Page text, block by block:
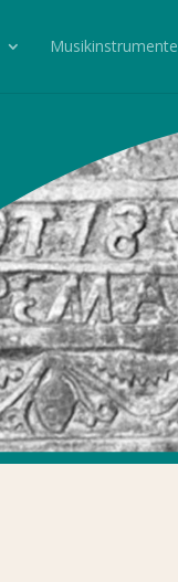
Musikinstrumente